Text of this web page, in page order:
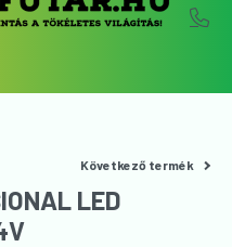
Következő termék
LED